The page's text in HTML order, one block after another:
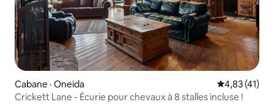
Cabane · Oneida Note
4,83 (41)
Crickett Lane - Écurie pour chevaux à 8 stalles incluse !